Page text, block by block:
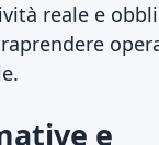
reale e
e